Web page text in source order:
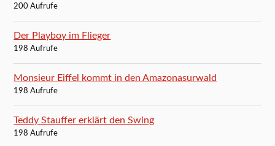
200 Aufrufe
Der Playboy im Flieger
198 Aufrufe
Monsieur Eiffel kommt in den Amazonasurwald
198 Aufrufe
Teddy Stauffer erklärt den Swing
198 Aufrufe